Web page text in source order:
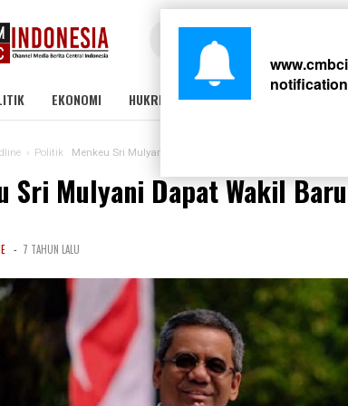
EKONOMI HUKRIM PERISTIWA
› Politik Menkeu Sri Mulyani Dapat Wakil Baru, Ini Sosoknya.
Sri Mulyani Dapat Wakil
- 7 TAHUN LALU